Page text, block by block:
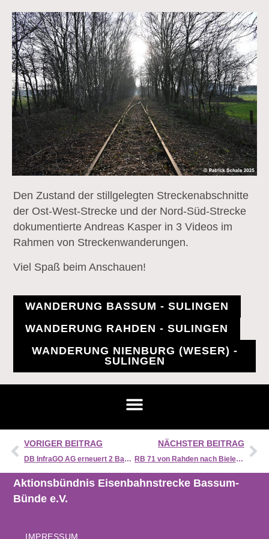
Den Zustand der stillgelegten Streckenabschnitte
der Ost-West-Strecke und der Nord-Süd-Strecke
dokumentierte Andreas Kasper in 3 Videos im
Rahmen von Streckenwanderungen.
Viel Spaß beim Anschauen!
WANDERUNG BASSUM - SULINGEN
WANDERUNG RAHDEN - SULINGEN
WANDERUNG NIENBURG (WESER) -
SULINGEN
VORIGER BEITRAG
DB InfraGO AG erneuert 2 Bahnübergänge in Barenburg
NÄCHSTER BEITRAG
RB 71 von Rahden nach Bielefeld Hbf aus der Lokführerperspektive erleben
Aktionsbündnis Eisenbahnstrecke Bassum-
Bünde e.V.
IMPRESSUM